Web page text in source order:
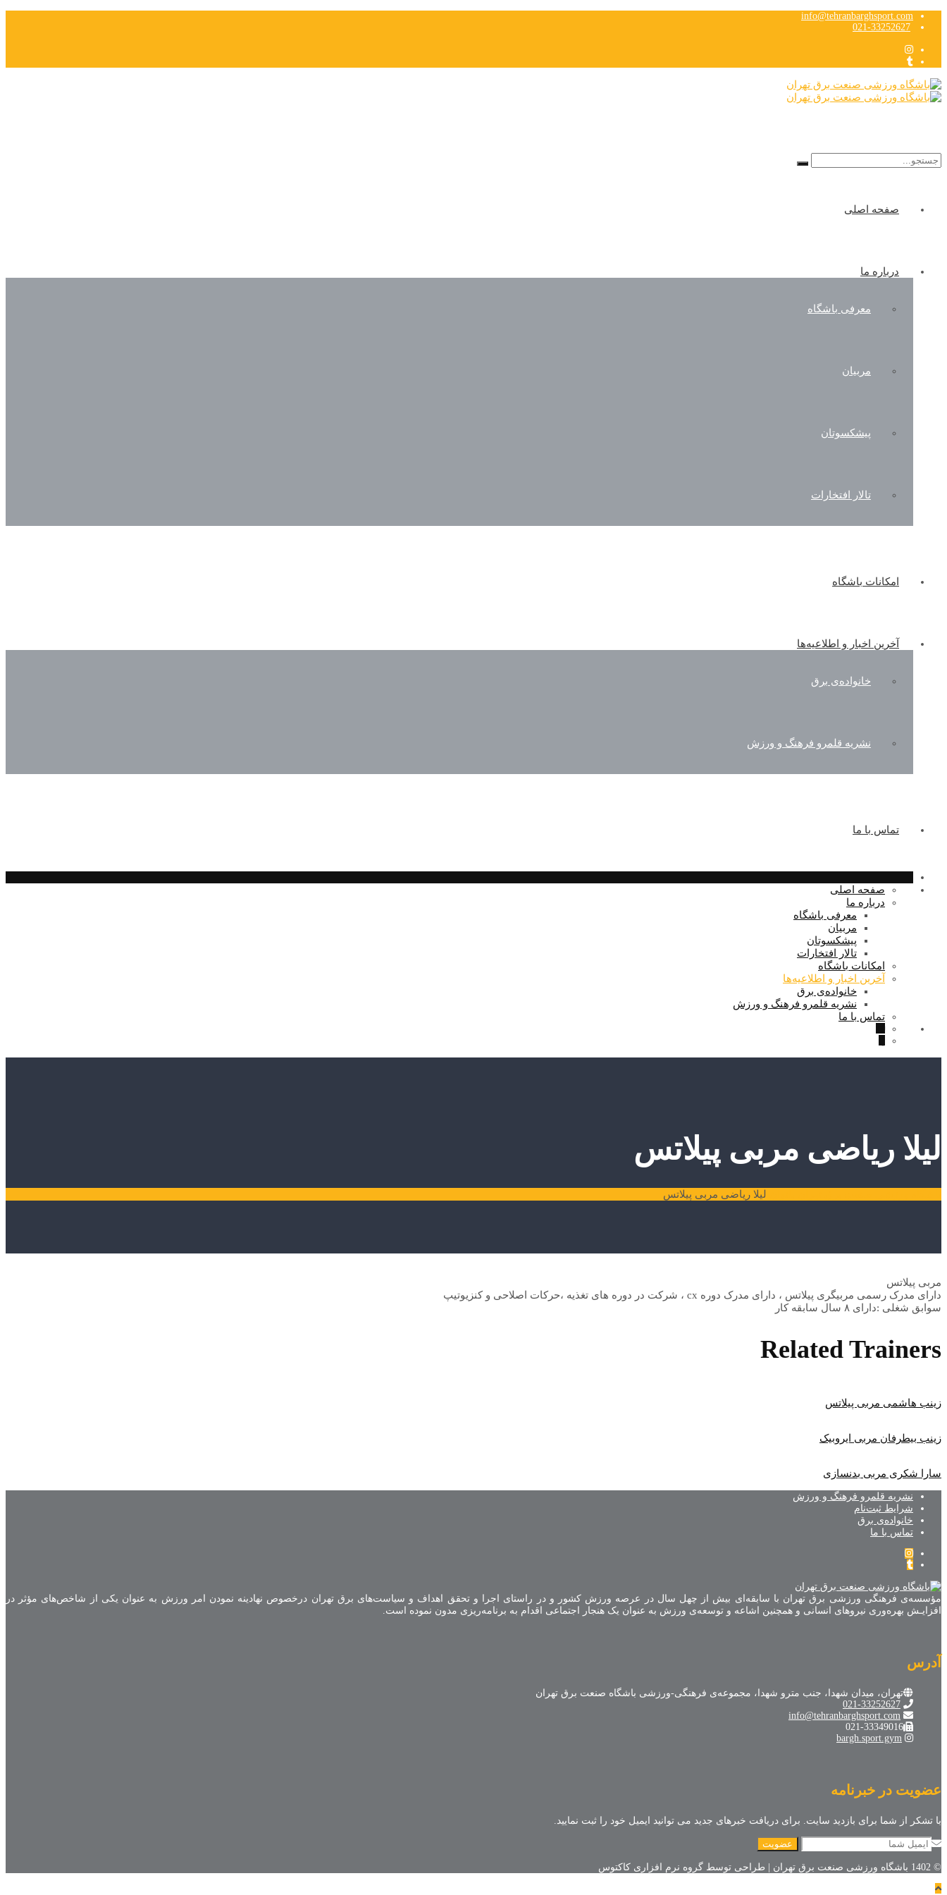
info@tehranbarghsport.com
021-33252627
Search
for:
صفحه اصلی
درباره ما
معرفی باشگاه
مربیان
پیشکسوتان
تالار افتخارات
امکانات باشگاه
آخرین اخبار و اطلاعیه‌ها
خانواده‌ی برق
نشریه قلمرو فرهنگ و ورزش
تماس با ما
صفحه اصلی
درباره ما
معرفی باشگاه
مربیان
پیشکسوتان
تالار افتخارات
امکانات باشگاه
آخرین اخبار و اطلاعیه‌ها
خانواده‌ی برق
نشریه قلمرو فرهنگ و ورزش
تماس با ما
لیلا ریاضی مربی پیلاتس
لیلا ریاضی مربی پیلاتس
مربی پیلاتس
دارای مدرک رسمی مربیگری پیلاتس ، دارای مدرک دوره cx ، شرکت در دوره های تغذیه ،حرکات اصلاحی و کنزیوتیپ
سوابق شغلی :دارای ۸ سال سابقه کار
Related Trainers
زینب هاشمی مربی پیلاتس
زینب بیطرفان مربی ایروبیک
سارا شکری مربی بدنسازی
نشریه قلمرو فرهنگ و ورزش
شرایط ثبت‌نام
خانواده‌ی برق
تماس با ما
مؤسسه‌ی فرهنگی ورزشی برق تهران با سابقه‌ای بیش از چهل سال در عرصه ورزش کشور و در راستای اجرا و تحقق اهداف و سیاست‌های برق تهران درخصوص نهادینه نمودن امر ورزش به عنوان یکی از شاخص‌های مؤثر در
افزایـش بهره‌وری نیروهای انسانی و همچنین اشاعه و توسعه‌ی ورزش به عنوان یک هنجار اجتماعی اقدام به برنامه‌ریزی مدون نموده است.
آدرس
تهران، میدان شهدا، جنب مترو شهدا، مجموعه‌ی فرهنگی-ورزشی باشگاه صنعت برق تهران
021-33252627
info@tehranbarghsport.com
021-33349016
bargh.sport.gym
عضویت در خبرنامه
با تشکر از شما برای بازدید سایت. برای دریافت خبرهای جدید می توانید ایمیل خود را ثبت نمایید.
© 1402 باشگاه ورزشی صنعت برق تهران | طراحی توسط گروه نرم افزاری کاکتوس